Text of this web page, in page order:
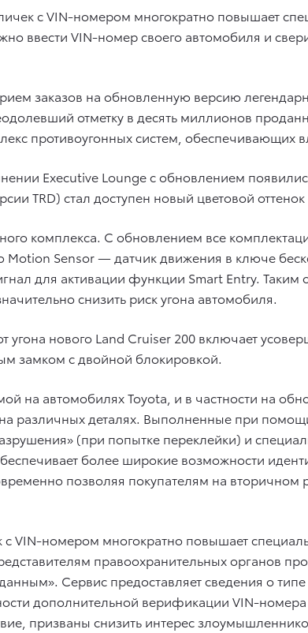
с VIN-номером многократно повышает
ввести VIN-номер своего автомобиля и
заказов на обновленную версию
отметку в десять миллионов
противоугонных систем, обеспечивающих
Executive Lounge с обновлением
TRD) стал доступен новый цветовой
комплекса. С обновлением все
Sensor — датчик движения в ключе
для активации функции Smart Entry.
снизить риск угона автомобиля.
нового Land Cruiser 200 включает
замком с двойной блокировкой.
на автомобилях Toyota, и в частности на
различных деталях. Выполненные при
(при попытке переклейки) и
более широкие возможности
позволяя покупателям на вторичном
VIN-номером многократно повышает
правоохранительных органов
Сервис предоставляет сведения о типе
дополнительной верификации VIN-
призваны снизить интерес